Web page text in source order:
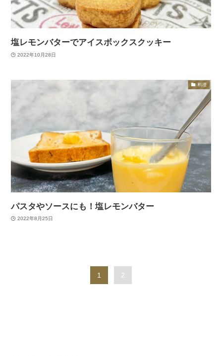
塩レモンバターでアイスボックスクッキー
2022年10月28日
料理
パスタやソースにも！塩レモンバター
2022年8月25日
1 2